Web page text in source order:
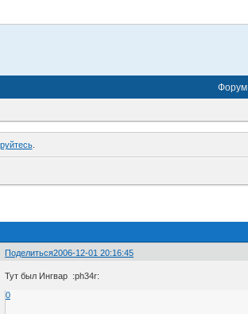
Форум
.
Поделиться2006-12-01 20:16:45
Тут был Ингвар :ph34r:
0